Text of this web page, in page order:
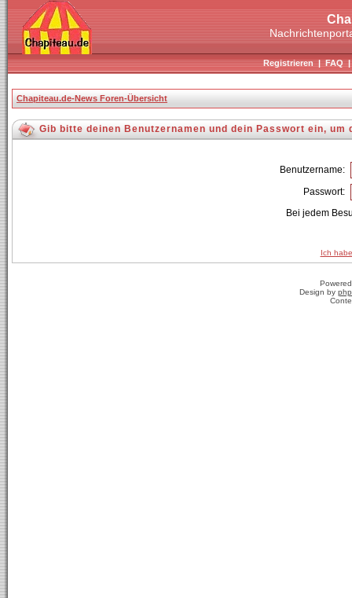
Registrieren|FAQ
Chapiteau.de-News Foren-Übersicht
Gib bitte deinen Benutzernamen und dein Passwort ein, um
Benutzername:
Passwort:
Bei jedem
Ich
Design by